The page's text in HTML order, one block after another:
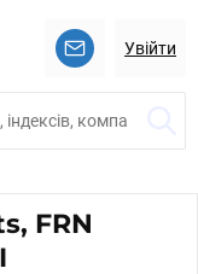
Увійти
FRN